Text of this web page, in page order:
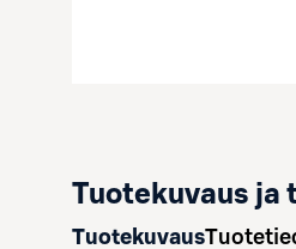
Tuotekuvaus ja
Tuotekuvaus